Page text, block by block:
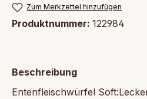
Zum Merkzettel hinzufügen
Produktnummer: 122984
Beschreibung
Entenfleischwürfel